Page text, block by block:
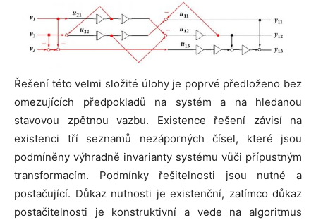
Řešení této velmi složité úlohy je poprvé předloženo bez
omezujících předpokladů na systém a na hledanou
stavovou zpětnou vazbu. Existence řešení závisí na
existenci tří seznamů nezáporných čísel, které jsou
podmíněny výhradně invarianty systému vůči přípustným
transformacím. Podmínky řešitelnosti jsou nutné a
postačující. Důkaz nutnosti je existenční, zatímco důkaz
postačitelnosti je konstruktivní a vede na algoritmus